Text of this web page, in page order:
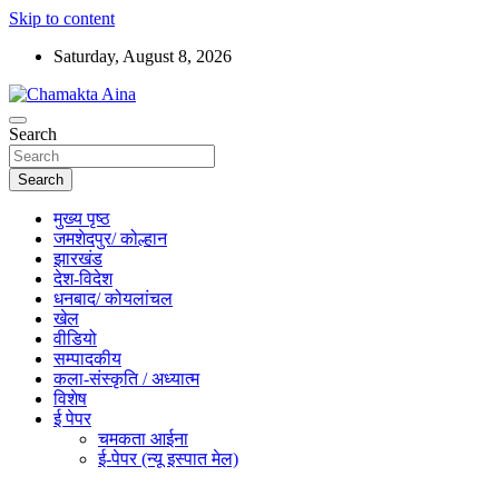
Skip to content
Saturday, August 8, 2026
Chamakta Aina
Hindi News Paper – Jharkhand
Search
Search
मुख्य पृष्ठ
जमशेदपुर/ कोल्हान
झारखंड
देश-विदेश
धनबाद/ कोयलांचल
खेल
वीडियो
सम्पादकीय
कला-संस्कृति / अध्यात्म
विशेष
ई पेपर
चमकता आईना
ई-पेपर (न्यू इस्पात मेल)